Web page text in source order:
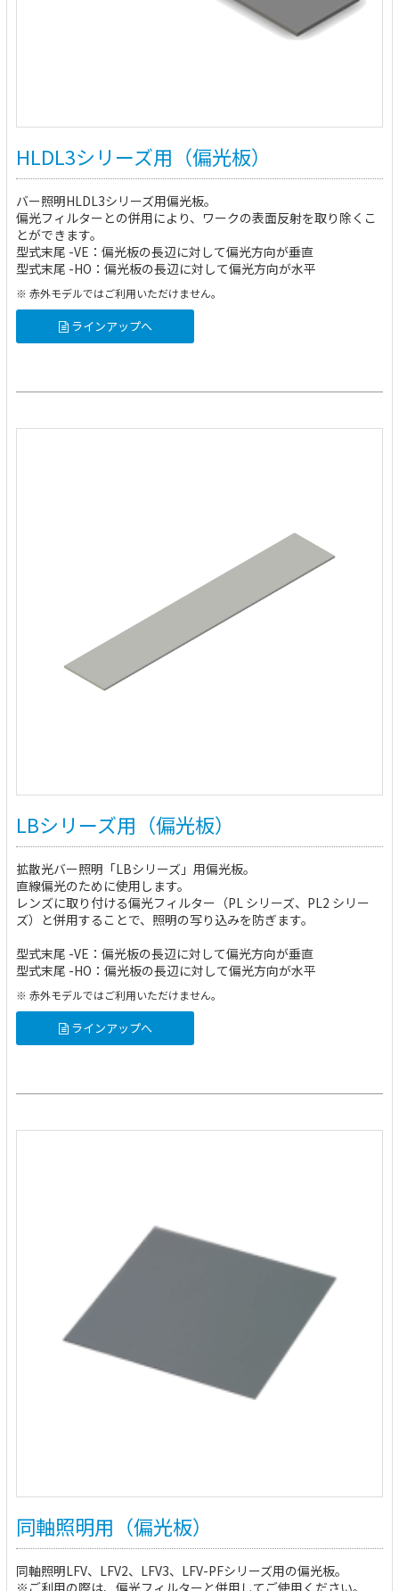
HLDL3シリーズ用（偏光板）
バー照明HLDL3シリーズ用偏光板。
偏光フィルターとの併用により、ワークの表面反射を取り除くこ
とができます。
型式末尾 -VE：偏光板の長辺に対して偏光方向が垂直
型式末尾 -HO：偏光板の長辺に対して偏光方向が水平
※ 赤外モデルではご利用いただけません。
ラインアップへ
LBシリーズ用（偏光板）
拡散光バー照明「LBシリーズ」用偏光板。
直線偏光のために使用します。
レンズに取り付ける偏光フィルター（PL シリーズ、PL2 シリー
ズ）と併用することで、照明の写り込みを防ぎます。
型式末尾 -VE：偏光板の長辺に対して偏光方向が垂直
型式末尾 -HO：偏光板の長辺に対して偏光方向が水平
※ 赤外モデルではご利用いただけません。
ラインアップへ
同軸照明用（偏光板）
同軸照明LFV、LFV2、LFV3、LFV-PFシリーズ用の偏光板。
※ご利用の際は、偏光フィルターと併用してご使用ください。